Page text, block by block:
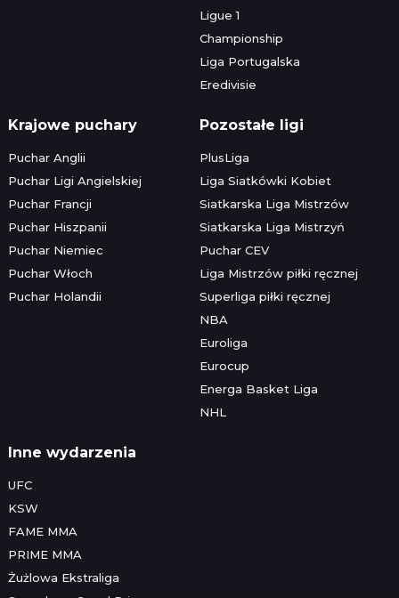
Ligue 1
Championship
Liga Portugalska
Eredivisie
Krajowe puchary
Puchar Anglii
Puchar Ligi Angielskiej
Puchar Francji
Puchar Hiszpanii
Puchar Niemiec
Puchar Włoch
Puchar Holandii
Pozostałe ligi
PlusLiga
Liga Siatkówki Kobiet
Siatkarska Liga Mistrzów
Siatkarska Liga Mistrzyń
Puchar CEV
Liga Mistrzów piłki ręcznej
Superliga piłki ręcznej
NBA
Euroliga
Eurocup
Energa Basket Liga
NHL
Inne wydarzenia
UFC
KSW
FAME MMA
PRIME MMA
Żużlowa Ekstraliga